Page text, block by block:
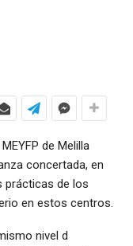
de Melilla
concertada, en
prácticas de los
en estos centros.
nivel d